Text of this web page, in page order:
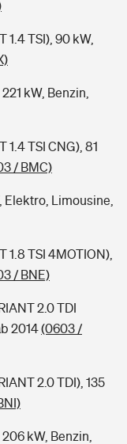
1.4 TSI), 90 kW,
kW, Benzin,
1.4 TSI CNG), 81
/ BMC)
Elektro, Limousine,
1.8 TSI 4MOTION),
/ BNE)
2.0 TDI
2014(0603 /
2.0 TDI), 135
kW, Benzin,